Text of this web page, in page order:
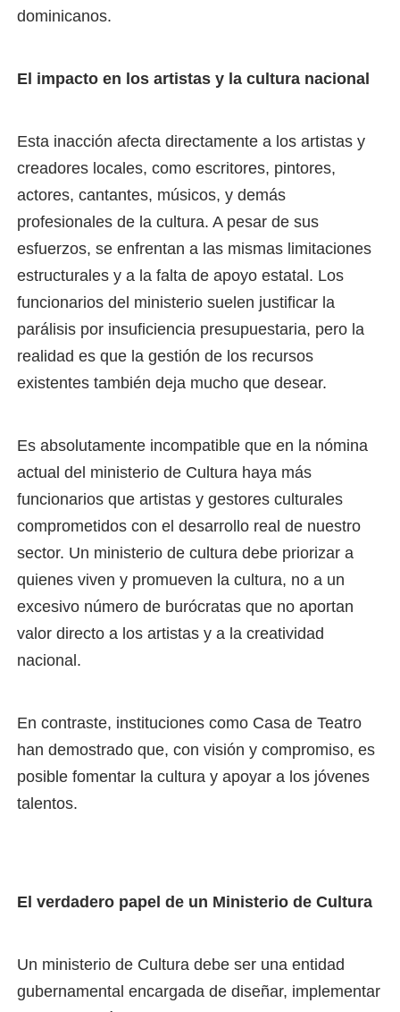
dominicanos.
El impacto en los artistas y la cultura nacional
Esta inacción afecta directamente a los artistas y
creadores locales, como escritores, pintores,
actores, cantantes, músicos, y demás
profesionales de la cultura. A pesar de sus
esfuerzos, se enfrentan a las mismas limitaciones
estructurales y a la falta de apoyo estatal. Los
funcionarios del ministerio suelen justificar la
parálisis por insuficiencia presupuestaria, pero la
realidad es que la gestión de los recursos
existentes también deja mucho que desear.
Es absolutamente incompatible que en la nómina
actual del ministerio de Cultura haya más
funcionarios que artistas y gestores culturales
comprometidos con el desarrollo real de nuestro
sector. Un ministerio de cultura debe priorizar a
quienes viven y promueven la cultura, no a un
excesivo número de burócratas que no aportan
valor directo a los artistas y a la creatividad
nacional.
En contraste, instituciones como Casa de Teatro
han demostrado que, con visión y compromiso, es
posible fomentar la cultura y apoyar a los jóvenes
talentos.
El verdadero papel de un Ministerio de Cultura
Un ministerio de Cultura debe ser una entidad
gubernamental encargada de diseñar, implementar